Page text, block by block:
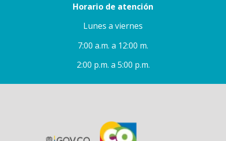
Horario de atención
Lunes a viernes
7:00 a.m. a 12:00 m.
2:00 p.m. a 5:00 p.m.